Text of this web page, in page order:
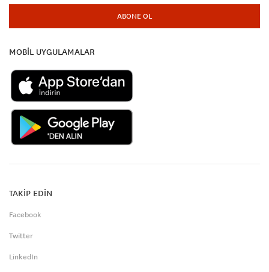
ABONE OL
MOBİL UYGULAMALAR
TAKİP EDİN
Facebook
Twitter
LinkedIn